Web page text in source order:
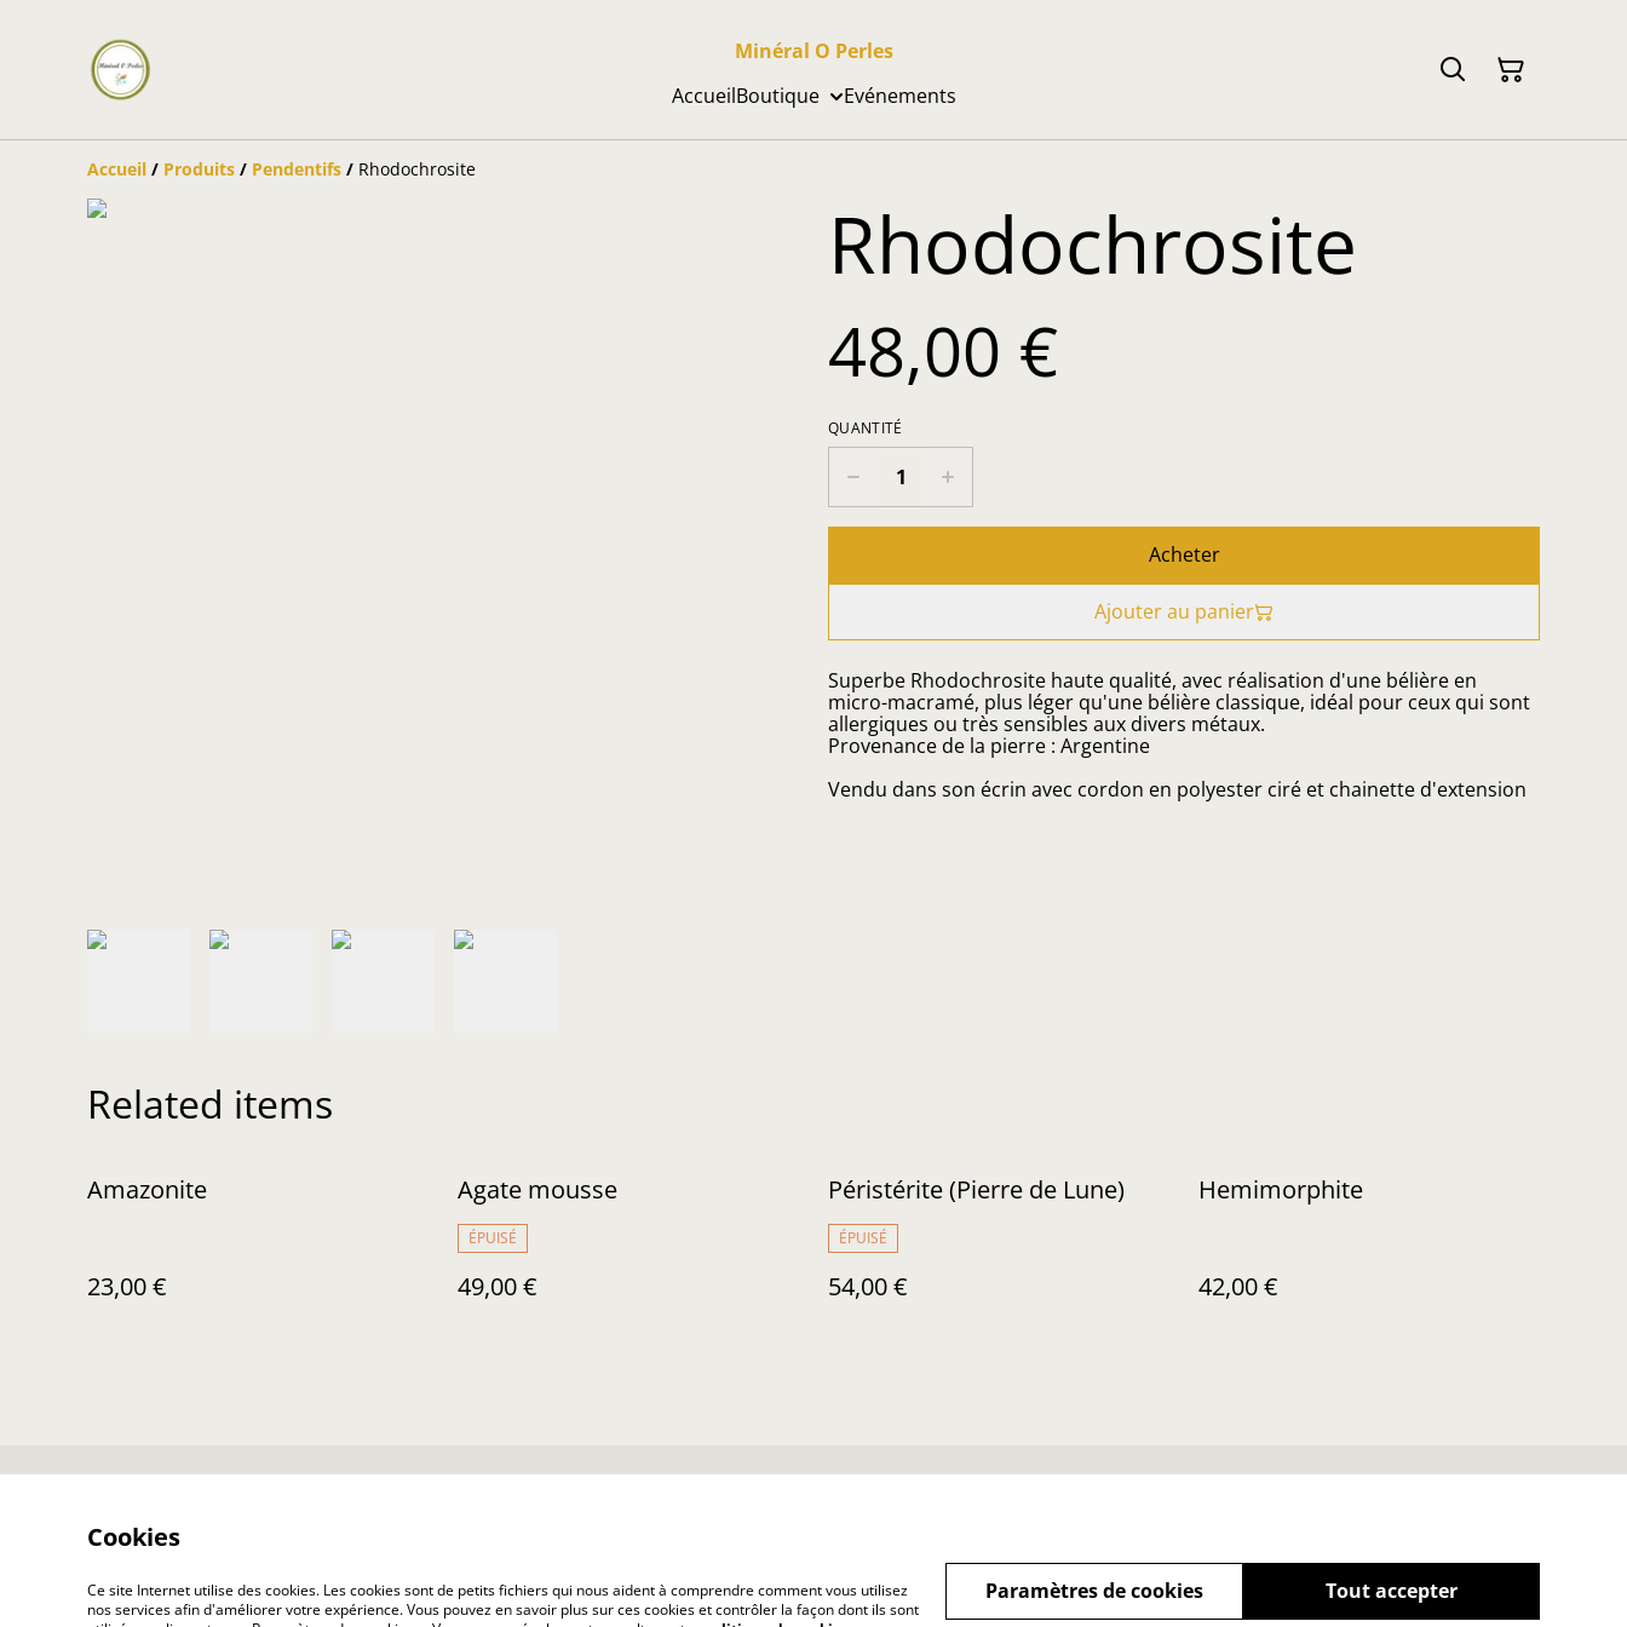
Minéral O Perles
AccueilBoutique Evénements
Accueil / Produits / Pendentifs / Rhodochrosite
Rhodochrosite
48,00 €
QUANTITÉ
Acheter
Ajouter au panier
Superbe Rhodochrosite haute qualité, avec réalisation d'une bélière en
micro-macramé, plus léger qu'une bélière classique, idéal pour ceux qui sont
allergiques ou très sensibles aux divers métaux.
Provenance de la pierre : Argentine
Vendu dans son écrin avec cordon en polyester ciré et chainette d'extension
Related items
Amazonite
23,00 €
Agate mousse
ÉPUISÉ
49,00 €
Péristérite (Pierre de Lune)
ÉPUISÉ
54,00 €
Hemimorphite
42,00 €
Cookies
Ce site Internet utilise des cookies. Les cookies sont de petits fichiers qui nous aident à comprendre comment vous utilisez
nos services afin d'améliorer votre expérience. Vous pouvez en savoir plus sur ces cookies et contrôler la façon dont ils sont
Tout accepter
Paramètres de cookies